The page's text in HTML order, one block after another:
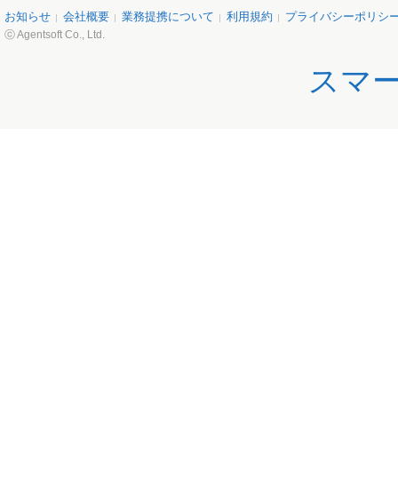
お知らせ 会社概要 業務提携について 利用規約 プライバシーポリシ
ⓒ Agentsoft Co., Ltd.
スマ